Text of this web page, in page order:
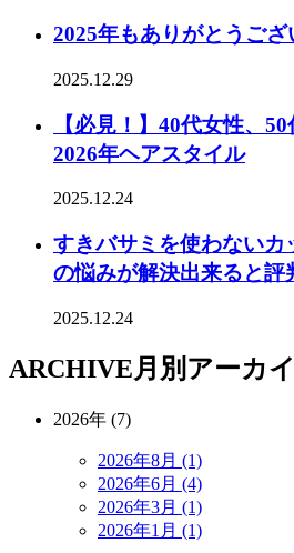
2025年もありがとうござ
2025.12.29
【必見！】40代女性、
2026年ヘアスタイル
2025.12.24
すきバサミを使わないカ
の悩みが解決出来ると評
2025.12.24
ARCHIVE月別アーカ
2026年 (7)
2026年8月 (1)
2026年6月 (4)
2026年3月 (1)
2026年1月 (1)